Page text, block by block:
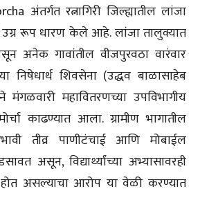
अंतर्गत रत्नागिरी जिल्ह्यातील लांजा
उग्र रूप धारण केले आहे. लांजा तालुक्यात
अनेक गावांतील वीजपुरवठा वारंवार
निषेधार्थ शिवसेना (उद्धव बाळासाहेब
मंगळवारी महावितरणच्या उपविभागीय
काढण्यात आला. ग्रामीण भागातील
तीव्र पाणीटंचाई आणि मोबाईल
असून, विद्यार्थ्यांच्या अभ्यासावरही
असल्याचा आरोप या वेळी करण्यात